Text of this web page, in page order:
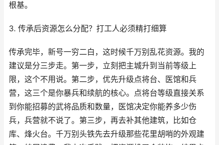
根基。
3. 传承后资源怎么分配？打工人必须精打细算
传承完毕，新号一穷二白，这时候千万别乱花资源。我的
建议是分三步走。第一步，立刻把主城升到当前等级上
限，这个不用说。第二步，优先升级点将台、医馆和兵
营，这三个是你暴兵和续航的核心。点将台等级直接关系
到你能招募的武将品质和数量，医馆决定你能养多少伤
兵，兵营就不说了。第三步，再去补其他建筑，比如仓
库、烽火台。千万别头铁先去升级那些花里胡哨的外观建